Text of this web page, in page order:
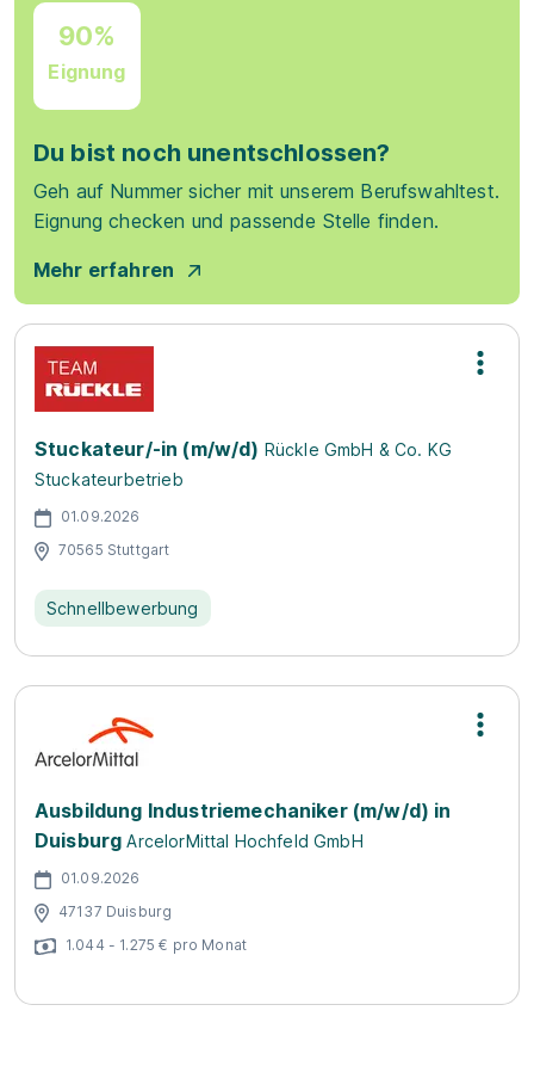
90%
Eignung
Du bist noch unentschlossen?
Geh auf Nummer sicher mit unserem Berufswahltest.
Eignung checken und passende Stelle finden.
Mehr erfahren
Stuckateur/-in (m/w/d) Rückle GmbH & Co. KG
Stuckateurbetrieb
01.09.2026
70565 Stuttgart
Schnellbewerbung
Ausbildung Industriemechaniker (m/w/d) in
Duisburg ArcelorMittal Hochfeld GmbH
01.09.2026
47137 Duisburg
1.044 - 1.275 € pro Monat